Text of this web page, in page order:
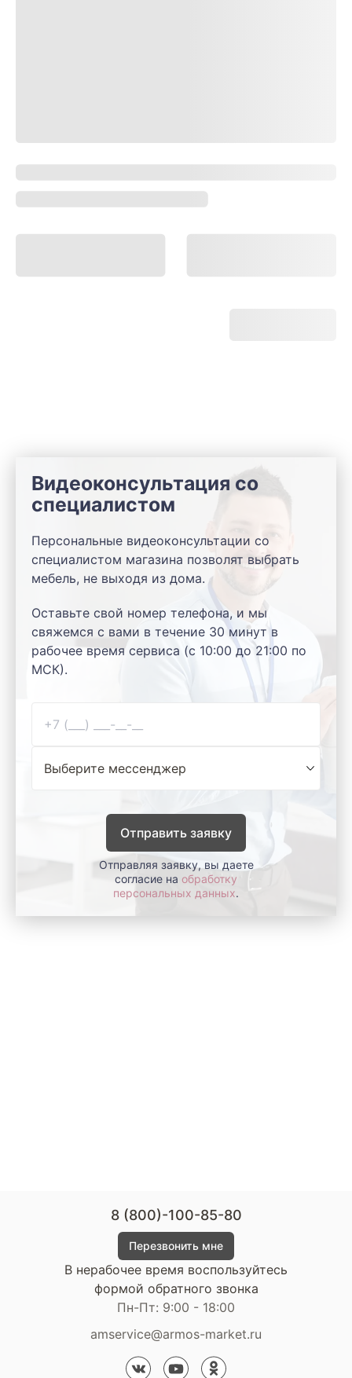
Видеоконсультация со
специалистом
Персональные видеоконсультации со
специалистом магазина позволят выбрать
мебель, не выходя из дома.
Оставьте свой номер телефона, и мы
свяжемся с вами в течение 30 минут в
рабочее время сервиса (с 10:00 до 21:00 по
МСК).
Отправить заявку
Отправляя заявку, вы даете
согласие на обработку
персональных данных.
8 (800)-100-85-80
Перезвонить мне
В нерабочее время воспользуйтесь
формой обратного звонка
Пн-Пт: 9:00 - 18:00
amservice@armos-market.ru